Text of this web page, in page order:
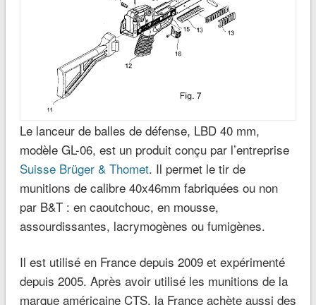
Le lanceur de balles de défense, LBD 40 mm,
modèle GL-06, est un produit conçu par l’entreprise
Suisse Brüger & Thomet. Il permet le tir de
munitions de calibre 40x46mm fabriquées ou non
par B&T : en caoutchouc, en mousse,
assourdissantes, lacrymogènes ou fumigènes.
Il est utilisé en France depuis 2009 et expérimenté
depuis 2005. Après avoir utilisé les munitions de la
marque américaine CTS, la France achète aussi des